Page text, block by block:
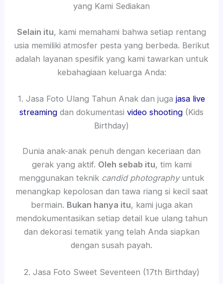
yang Kami Sediakan
Selain itu, kami memahami bahwa setiap rentang
usia memiliki atmosfer pesta yang berbeda. Berikut
adalah layanan spesifik yang kami tawarkan untuk
kebahagiaan keluarga Anda:
1. Jasa Foto Ulang Tahun Anak dan juga jasa live
streaming dan dokumentasi video shooting (Kids
Birthday)
Dunia anak-anak penuh dengan keceriaan dan
gerak yang aktif. Oleh sebab itu, tim kami
menggunakan teknik candid photographyuntuk
menangkap kepolosan dan tawa riang si kecil saat
bermain. Bukan hanya itu, kami juga akan
mendokumentasikan setiap detail kue ulang tahun
dan dekorasi tematik yang telah Anda siapkan
dengan susah payah.
2. Jasa Foto Sweet Seventeen (17th Birthday)